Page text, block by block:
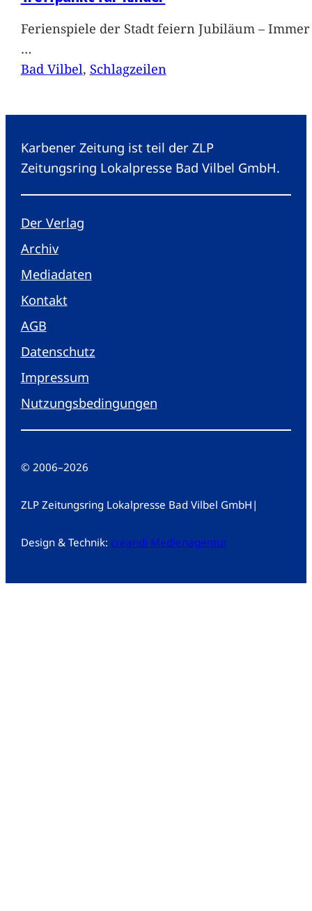
Ferienspiele der Stadt feiern Jubiläum –
…
Bad Vilbel, Schlagzeilen
Karbener Zeitung ist teil der ZLP
Zeitungsring Lokalpresse Bad Vilbel GmbH.
Der Verlag
Archiv
Mediadaten
Kontakt
AGB
Datenschutz
Impressum
Nutzungsbedingungen
© 2006–2026
ZLP Zeitungsring Lokalpresse Bad Vilbel GmbH |
Design & Technik: creandi Medienagentur